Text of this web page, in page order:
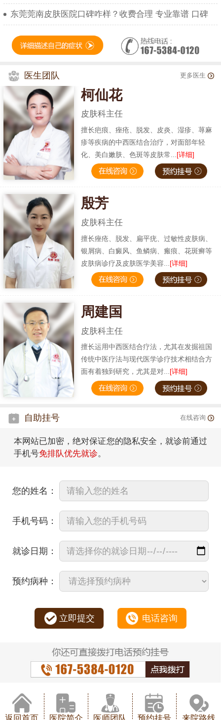
东莞莞南皮肤医院口碑咋样？收费合理 专业靠谱 口碑
医生团队 更多医生
柯仙花
皮肤科主任
擅长疤痕、痤疮、脱发、皮炎、湿疹、荨麻
疹等疾病的中西医结合治疗，对面部年轻
化、美白嫩肤、色斑等皮肤常... [详细]
殷芳
皮肤科主任
擅长痤疮、脱发、扁平疣、过敏性皮肤病、
银屑病、白癜风、鱼鳞病、瘢痕、花斑癣等
皮肤病诊疗及皮肤医学美容... [详细]
周建国
皮肤科主任
擅长运用中西医结合疗法，尤其在发掘祖国
传统中医疗法与现代医学诊疗技术相结合方
面有着独到研究，尤其是对...[详细]
自助挂号 在线咨询
本网站已加密，绝对保证您的隐私安全，就诊前通过
手机号免排队优先就诊。
您的姓名：
手机号码：
就诊日期：
预约病种：
立即提交 电话咨询
返回首页 医院简介 医师团队 预约挂号 来院路线